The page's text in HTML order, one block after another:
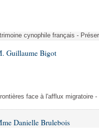
cynophile français -
Guillaume Bigot
face à l'afflux migratoire
Danielle Brulebois